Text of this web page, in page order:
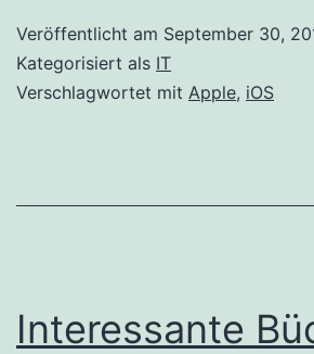
Veröffentlicht am September 30,
Kategorisiert als IT
Verschlagwortet mit Apple, iOS
Interessante